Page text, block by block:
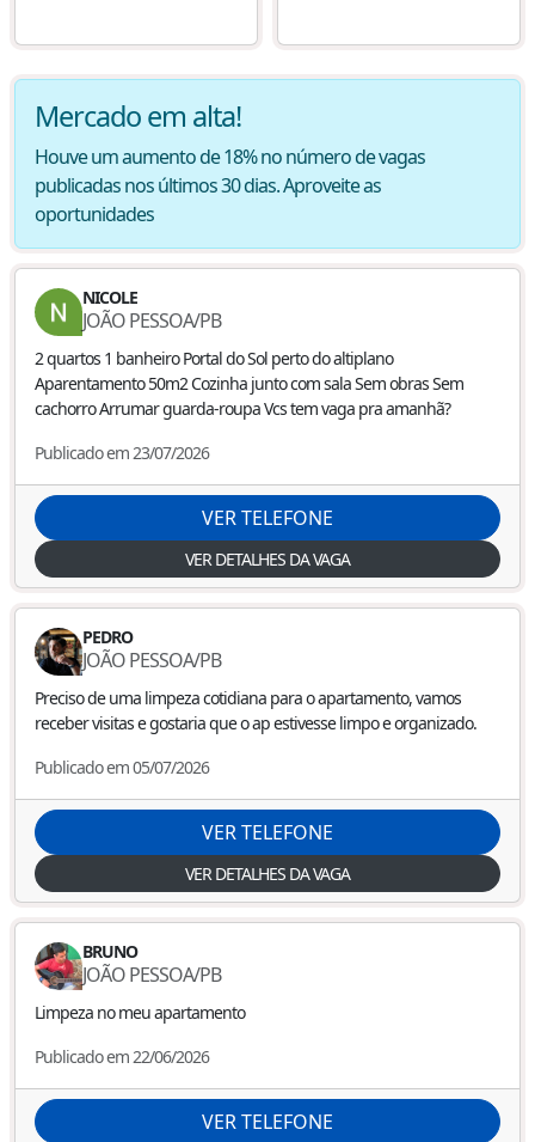
Mercado em alta!
Houve um aumento de 18% no número de vagas
publicadas nos últimos 30 dias. Aproveite as
oportunidades
NICOLE
JOÃO PESSOA/PB
2 quartos 1 banheiro Portal do Sol perto do altiplano
Aparentamento 50m2 Cozinha junto com sala Sem obras Sem
cachorro Arrumar guarda-roupa Vcs tem vaga pra amanhã?
Publicado em 23/07/2026
VER TELEFONE
VER DETALHES DA VAGA
PEDRO
JOÃO PESSOA/PB
Preciso de uma limpeza cotidiana para o apartamento, vamos
receber visitas e gostaria que o ap estivesse limpo e organizado.
Publicado em 05/07/2026
VER TELEFONE
VER DETALHES DA VAGA
BRUNO
JOÃO PESSOA/PB
Limpeza no meu apartamento
Publicado em 22/06/2026
VER TELEFONE